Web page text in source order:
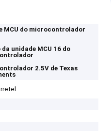
MCU do microcontrolador
da unidade MCU 16 do
2.5V de Texas